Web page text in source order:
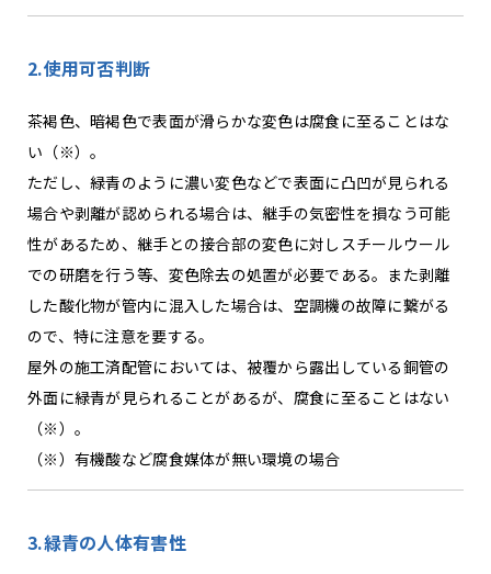
2.使用可否判断
茶褐色、暗褐色で表面が滑らかな変色は腐食に至ることはな
い（※）。
ただし、緑青のように濃い変色などで表面に凸凹が見られる
場合や剥離が認められる場合は、継手の気密性を損なう可能
性があるため、継手との接合部の変色に対しスチールウール
での研磨を行う等、変色除去の処置が必要である。また剥離
した酸化物が管内に混入した場合は、空調機の故障に繋がる
ので、特に注意を要する。
屋外の施工済配管においては、被覆から露出している銅管の
外面に緑青が見られることがあるが、腐食に至ることはない
（※）。
（※）有機酸など腐食媒体が無い環境の場合
3.緑青の人体有害性